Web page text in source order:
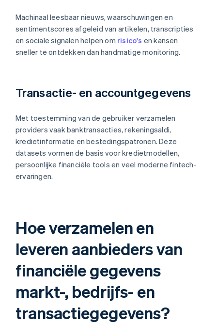
Machinaal leesbaar nieuws, waarschuwingen en
sentimentscores afgeleid van artikelen, transcripties
en sociale signalen helpen om risico's en kansen
sneller te ontdekken dan handmatige monitoring.
Transactie- en accountgegevens
Met toestemming van de gebruiker verzamelen
providers vaak banktransacties, rekeningsaldi,
kredietinformatie en bestedingspatronen. Deze
datasets vormen de basis voor kredietmodellen,
persoonlijke financiële tools en veel moderne fintech-
ervaringen.
Hoe verzamelen en
leveren aanbieders van
financiële gegevens
markt-, bedrijfs- en
transactiegegevens?